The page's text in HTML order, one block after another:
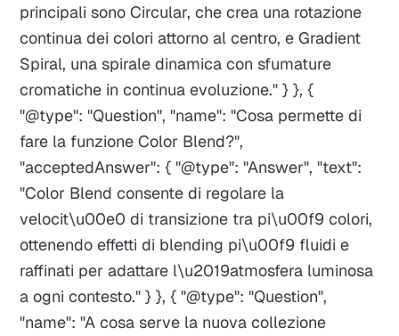
principali sono Circular, che crea una rotazione
continua dei colori attorno al centro, e Gradient
Spiral, una spirale dinamica con sfumature
cromatiche in continua evoluzione." } }, {
"@type": "Question", "name": "Cosa permette di
fare la funzione Color Blend?",
"acceptedAnswer": { "@type": "Answer", "text":
"Color Blend consente di regolare la
velocit\u00e0 di transizione tra pi\u00f9 colori,
ottenendo effetti di blending pi\u00f9 fluidi e
raffinati per adattare l\u2019atmosfera luminosa
a ogni contesto." } }, { "@type": "Question",
"name": "A cosa serve la nuova collezione